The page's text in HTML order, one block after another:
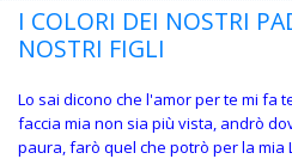
I COLORI DEI NOSTRI
NOSTRI FIGLI
Lo sai dicono che l'amor per te mi fa
faccia mia non sia più vista, andrò
paura, farò quel che potrò per la mia